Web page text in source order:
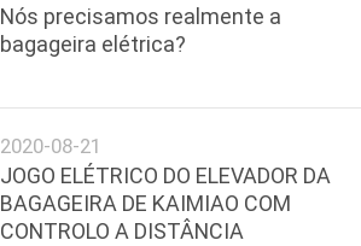
Nós precisamos realmente a
bagageira elétrica?
2020-08-21
JOGO ELÉTRICO DO ELEVADOR DA
BAGAGEIRA DE KAIMIAO COM
CONTROLO A DISTÂNCIA